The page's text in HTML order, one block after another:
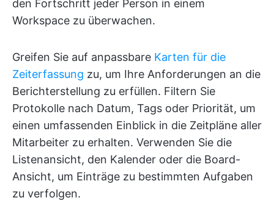
den Fortschritt jeder Person in einem
Workspace zu überwachen.
Greifen Sie auf anpassbare Karten für die
Zeiterfassung zu, um Ihre Anforderungen an die
Berichterstellung zu erfüllen. Filtern Sie
Protokolle nach Datum, Tags oder Priorität, um
einen umfassenden Einblick in die Zeitpläne aller
Mitarbeiter zu erhalten. Verwenden Sie die
Listenansicht, den Kalender oder die Board-
Ansicht, um Einträge zu bestimmten Aufgaben
zu verfolgen.